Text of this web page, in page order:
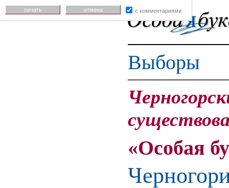
Выборы
«Особая
печать отмена с комментариями